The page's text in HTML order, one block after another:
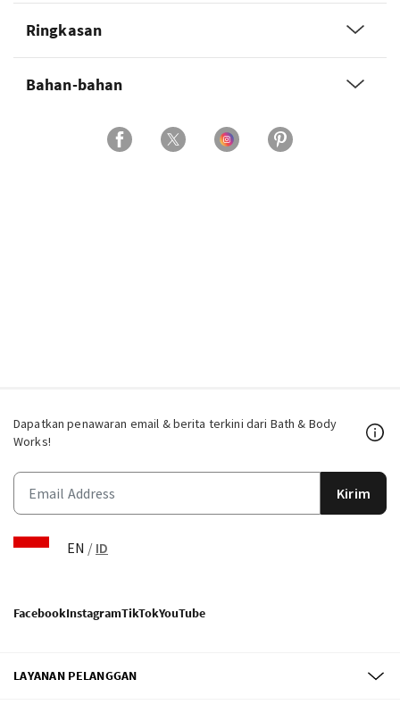
Ringkasan
Bahan-bahan
Dapatkan penawaran email & berita terkini dari Bath & Body
Works!
Kirim
EN / ID
FacebookInstagramTikTokYouTube
LAYANAN PELANGGAN